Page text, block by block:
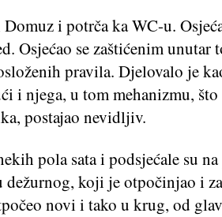
i potrča ka WC-u.
Osjećao se zaštićenim unutar
pravila. Djelovalo je
i njega, u tom mehanizmu,
postajao nevidljiv.
pola sata i podsjećale su
koji je otpočinjao i
novi i tako u krug, od